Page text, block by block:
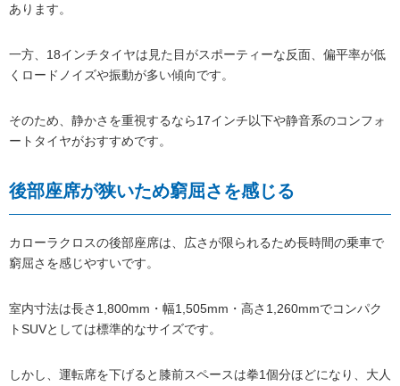
あります。
一方、18インチタイヤは見た目がスポーティーな反面、偏平率が低
くロードノイズや振動が多い傾向です。
そのため、静かさを重視するなら17インチ以下や静音系のコンフォ
ートタイヤがおすすめです。
後部座席が狭いため窮屈さを感じる
カローラクロスの後部座席は、広さが限られるため長時間の乗車で
窮屈さを感じやすいです。
室内寸法は長さ1,800mm・幅1,505mm・高さ1,260mmでコンパク
トSUVとしては標準的なサイズです。
しかし、運転席を下げると膝前スペースは拳1個分ほどになり、大人